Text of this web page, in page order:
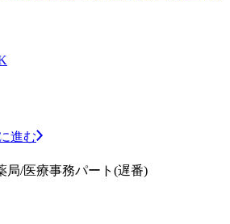
進む
局/医療事務パート(遅番)